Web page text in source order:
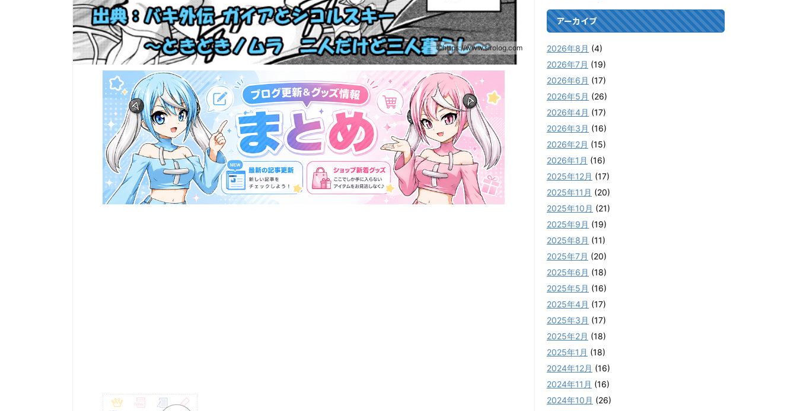
https://www.sirolog.com
アーカイブ
2026年8月 (4)
2026年7月 (19)
2026年6月 (17)
2026年5月 (26)
2026年4月 (17)
2026年3月 (16)
2026年2月 (15)
2026年1月 (16)
2025年12月 (17)
2025年11月 (20)
2025年10月 (21)
2025年9月 (19)
2025年8月 (11)
2025年7月 (20)
2025年6月 (18)
2025年5月 (16)
2025年4月 (17)
2025年3月 (17)
2025年2月 (18)
2025年1月 (18)
2024年12月 (16)
2024年11月 (16)
2024年10月 (26)